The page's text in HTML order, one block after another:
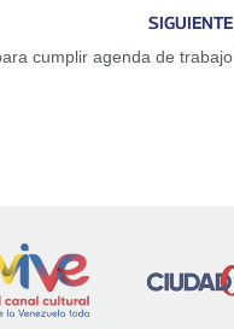
SIGUIENTE
cumplir agenda de trabajo